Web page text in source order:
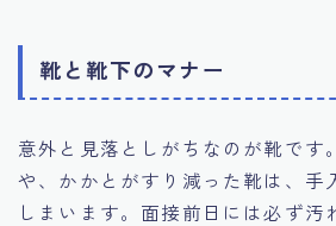
靴と靴下のマナー
意外と見落としがちなのが靴です
や、かかとがすり減った靴は、手
しまいます。面接前日には必ず汚